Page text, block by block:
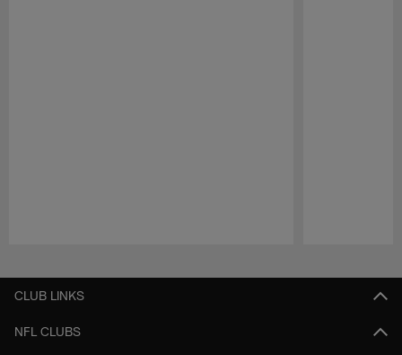
CLUB LINKS
NFL CLUBS